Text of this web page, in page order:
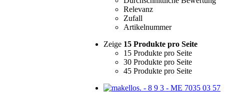
Relevanz
Zufall
Artikelnummer
Zeige 15 Produkte pro Seite
15 Produkte pro Seite
30 Produkte pro Seite
45 Produkte pro Seite